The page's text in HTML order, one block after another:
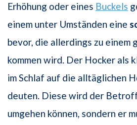
Erhöhung oder eines Buckels
einem unter Umständen eine
bevor, die allerdings zu einem
kommen wird. Der Hocker als
im Schlaf auf die alltäglichen
deuten. Diese wird der
umgehen können, sondern er